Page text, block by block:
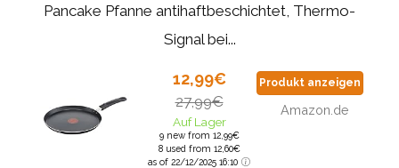
Pancake Pfanne antihaftbeschichtet, Thermo-
Signal bei...
12,99€
27,99€
Auf Lager
9 new from 12,99€
8 used from 12,60€
as of 22/12/2025 16:10
Produkt anzeigen
Amazon.de